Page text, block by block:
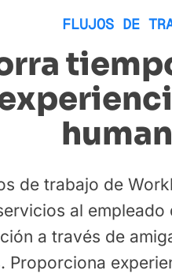
FLUJOS DE
de trabajo de
al empleado
a través de
Proporciona